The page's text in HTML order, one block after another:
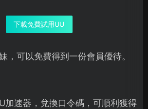
下載免費試用UU
，可以免費得到一份會員優待。
加速器，兌換口令碼，可順利獲得